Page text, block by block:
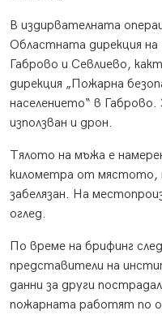
В издирвателната
Областната дирекция
Габрово и Севлиево,
дирекция „Пожарна
населението“ в Габрово.
използван и дрон.
Тялото на мъжа е
километра от мястото,
забелязан. На
оглед.
По време на брифинг
представители на
данни за други
пожарната работят по